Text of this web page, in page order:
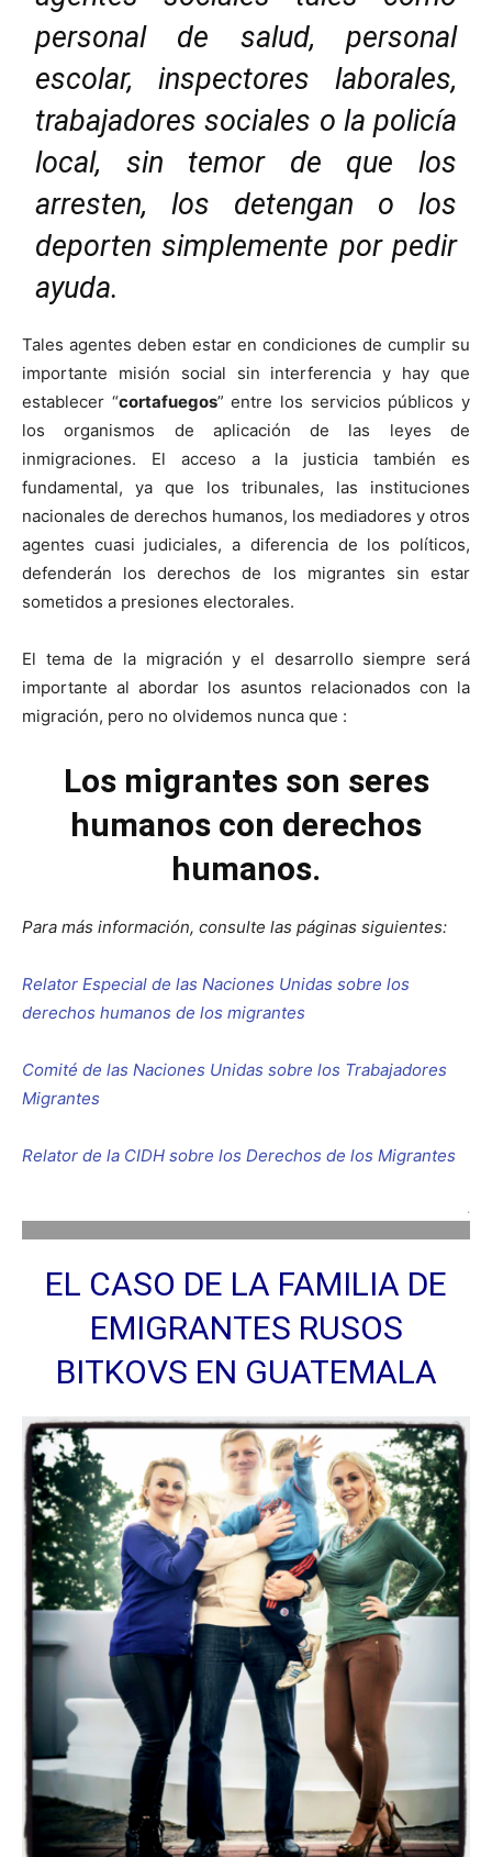
personal de salud, personal
escolar, inspectores laborales,
trabajadores sociales o la policía
local, sin temor de que los
arresten, los detengan o los
deporten simplemente por pedir
ayuda.
Tales agentes deben estar en condiciones de cumplir su
importante misión social sin interferencia y hay que
establecer “cortafuegos” entre los servicios públicos y
los organismos de aplicación de las leyes de
inmigraciones. El acceso a la justicia también es
fundamental, ya que los tribunales, las instituciones
nacionales de derechos humanos, los mediadores y otros
agentes cuasi judiciales, a diferencia de los políticos,
defenderán los derechos de los migrantes sin estar
sometidos a presiones electorales.
El tema de la migración y el desarrollo siempre será
importante al abordar los asuntos relacionados con la
migración, pero no olvidemos nunca que :
Los migrantes son seres
humanos con derechos
humanos.
Para más información, consulte las páginas siguientes:
Relator Especial de las Naciones Unidas sobre los
derechos humanos de los migrantes
Comité de las Naciones Unidas sobre los Trabajadores
Migrantes
Relator de la CIDH sobre los Derechos de los Migrantes
.
EL CASO DE LA FAMILIA DE
EMIGRANTES RUSOS
BITKOVS EN GUATEMALA